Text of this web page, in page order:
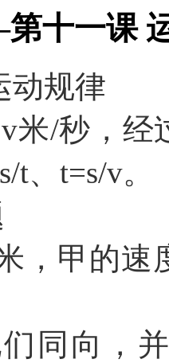
十一课
动规律
米/秒，经
t、t=s/v。
，甲的速
同向，